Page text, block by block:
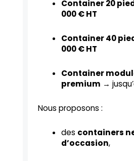
Container 20
000 € HT
Container 40
000 € HT
Container
premium →
Nous proposons :
des containers
d’occasion,